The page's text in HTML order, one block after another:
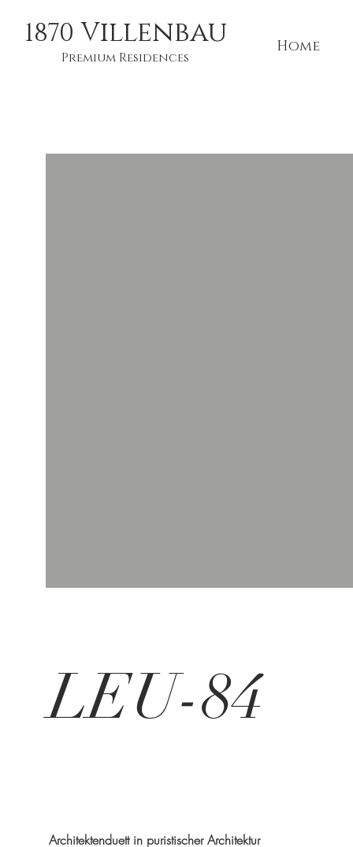
1870 Villenbau
Premium Residences
Home
LEU-84
Architektenduett in puristischer Architektur